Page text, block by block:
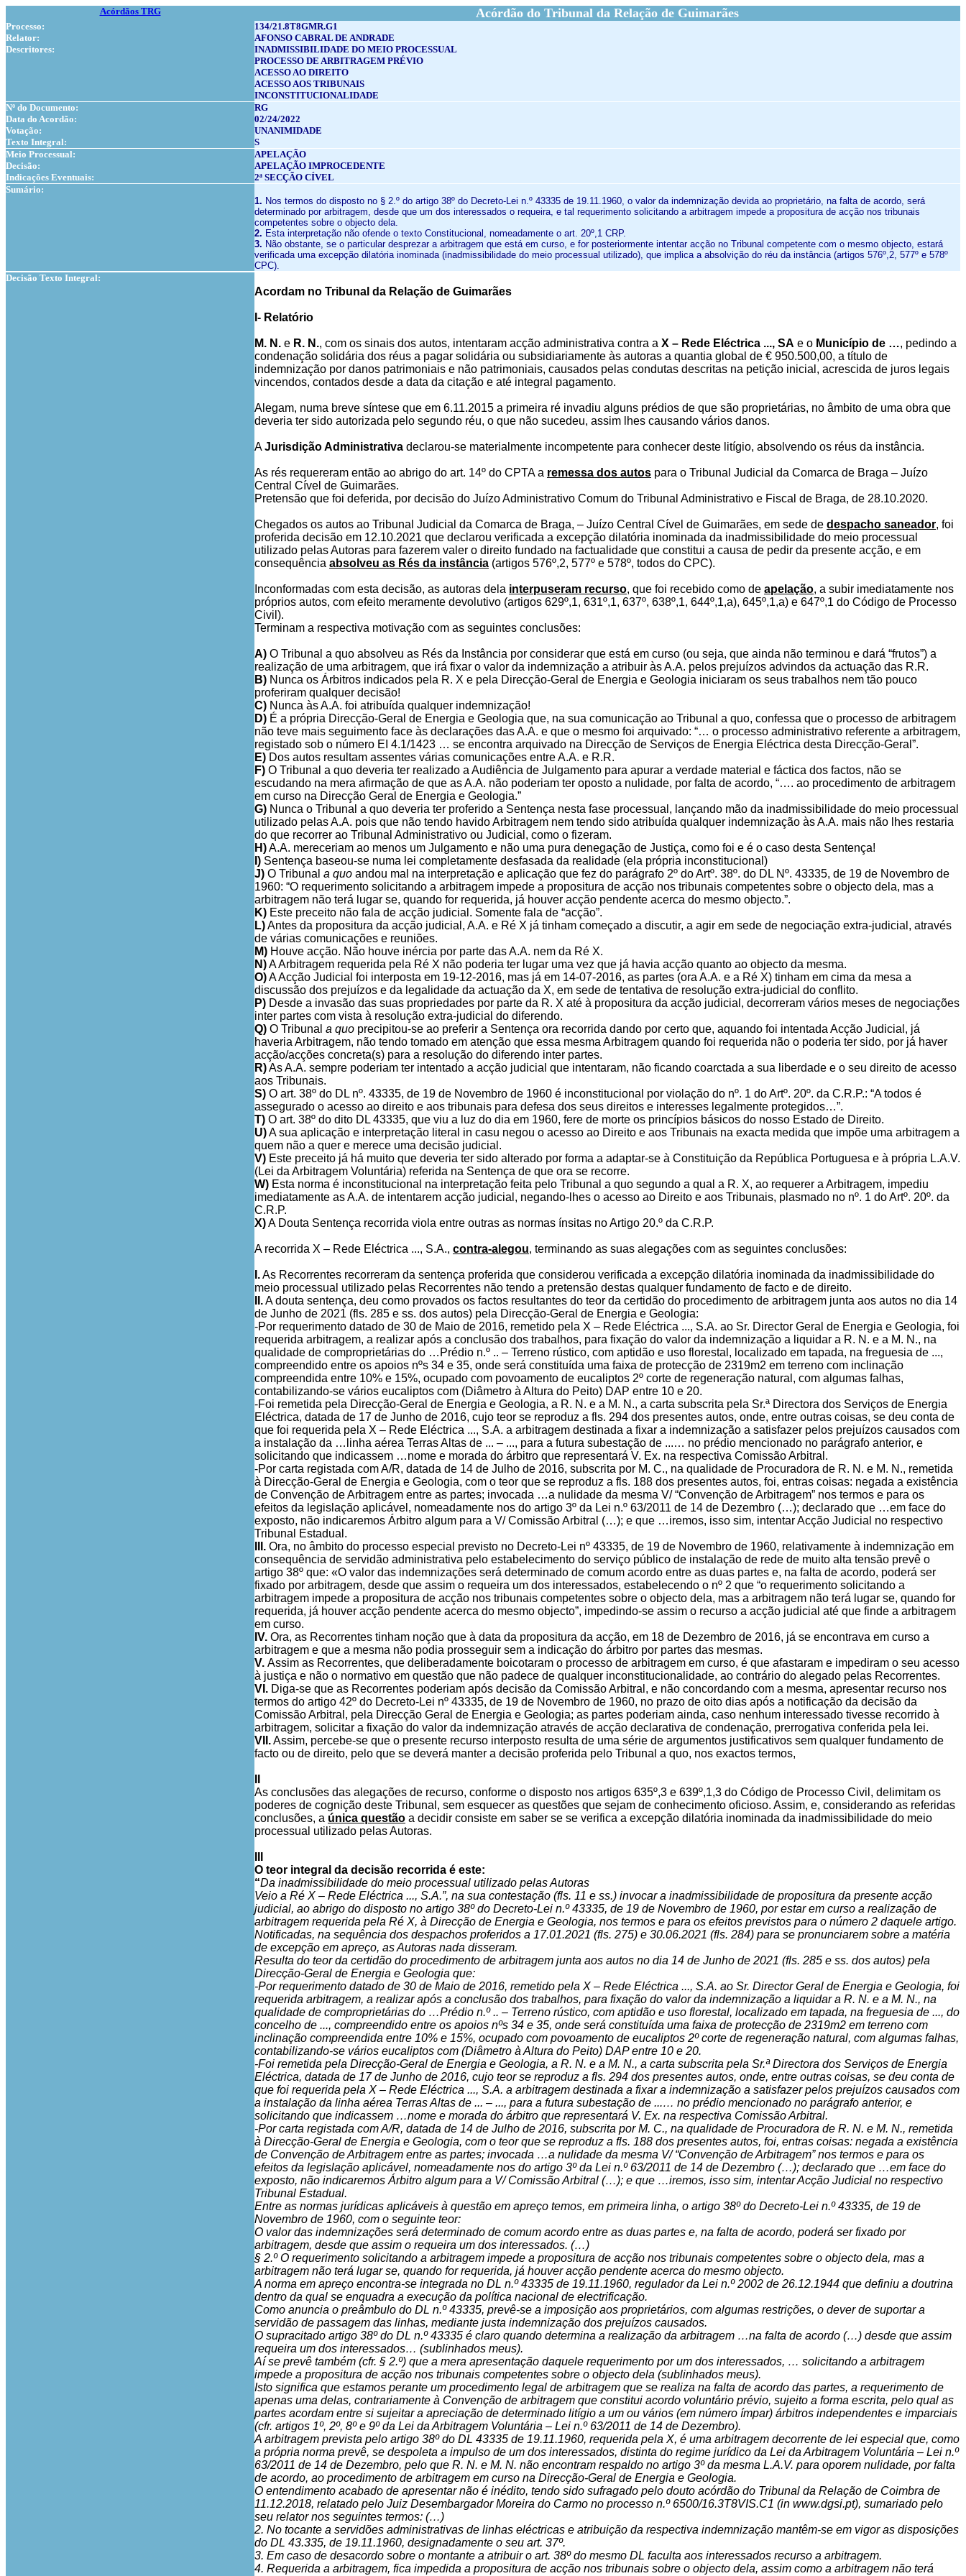
Acórdãos TRG Acórdão do Tribunal da Relação de Guimarães
Processo:
134/21.8T8GMR.G1
Relator:
AFONSO CABRAL DE ANDRADE
Descritores:
INADMISSIBILIDADE DO MEIO PROCESSUAL
PROCESSO DE ARBITRAGEM PRÉVIO
ACESSO AO DIREITO
ACESSO AOS TRIBUNAIS
INCONSTITUCIONALIDADE
Nº do Documento:
RG
Data do Acordão:
02/24/2022
Votação:
UNANIMIDADE
Texto Integral:
S
Meio Processual:
APELAÇÃO
Decisão:
APELAÇÃO IMPROCEDENTE
Indicações Eventuais:
2ª SECÇÃO CÍVEL
Sumário:
1. Nos termos do disposto no § 2.º do artigo 38º do Decreto-Lei n.º 43335 de 19.11.1960, o valor da indemnização devida ao proprietário, na falta de acordo, será
determinado por arbitragem, desde que um dos interessados o requeira, e tal requerimento solicitando a arbitragem impede a propositura de acção nos tribunais
competentes sobre o objecto dela.
2. Esta interpretação não ofende o texto Constitucional, nomeadamente o art. 20º,1 CRP.
3. Não obstante, se o particular desprezar a arbitragem que está em curso, e for posteriormente intentar acção no Tribunal competente com o mesmo objecto, estará
verificada uma excepção dilatória inominada (inadmissibilidade do meio processual utilizado), que implica a absolvição do réu da instância (artigos 576º,2, 577º e 578º
CPC).
Decisão Texto Integral:
Acordam no Tribunal da Relação de Guimarães
I- Relatório
M. N. e R. N., com os sinais dos autos, intentaram acção administrativa contra a X – Rede Eléctrica ..., SA e o Município de …, pedindo a
condenação solidária dos réus a pagar solidária ou subsidiariamente às autoras a quantia global de € 950.500,00, a título de
indemnização por danos patrimoniais e não patrimoniais, causados pelas condutas descritas na petição inicial, acrescida de juros legais
vincendos, contados desde a data da citação e até integral pagamento.
Alegam, numa breve síntese que em 6.11.2015 a primeira ré invadiu alguns prédios de que são proprietárias, no âmbito de uma obra que
deveria ter sido autorizada pelo segundo réu, o que não sucedeu, assim lhes causando vários danos.
AJurisdição Administrativa declarou-se materialmente incompetente para conhecer deste litígio, absolvendo os réus da instância.
As rés requereram então ao abrigo do art. 14º do CPTA a remessa dos autos para o Tribunal Judicial da Comarca de Braga – Juízo
Central Cível de Guimarães.
Pretensão que foi deferida, por decisão do Juízo Administrativo Comum do Tribunal Administrativo e Fiscal de Braga, de 28.10.2020.
Chegados os autos ao Tribunal Judicial da Comarca de Braga, – Juízo Central Cível de Guimarães, em sede de despacho saneador, foi
proferida decisão em 12.10.2021 que declarou verificada a excepção dilatória inominada da inadmissibilidade do meio processual
utilizado pelas Autoras para fazerem valer o direito fundado na factualidade que constitui a causa de pedir da presente acção, e em
consequência absolveu as Rés da instância (artigos 576º,2, 577º e 578º, todos do CPC).
Inconformadas com esta decisão, as autoras dela interpuseram recurso, que foi recebido como de apelação, a subir imediatamente nos
próprios autos, com efeito meramente devolutivo (artigos 629º,1, 631º,1, 637º, 638º,1, 644º,1,a), 645º,1,a) e 647º,1 do Código de Processo
Civil).
Terminam a respectiva motivação com as seguintes conclusões:
A) O Tribunal a quo absolveu as Rés da Instância por considerar que está em curso (ou seja, que ainda não terminou e dará “frutos”) a
realização de uma arbitragem, que irá fixar o valor da indemnização a atribuir às A.A. pelos prejuízos advindos da actuação das R.R.
B) Nunca os Árbitros indicados pela R. X e pela Direcção-Geral de Energia e Geologia iniciaram os seus trabalhos nem tão pouco
proferiram qualquer decisão!
C) Nunca às A.A. foi atribuída qualquer indemnização!
D) É a própria Direcção-Geral de Energia e Geologia que, na sua comunicação ao Tribunal a quo, confessa que o processo de arbitragem
não teve mais seguimento face às declarações das A.A. e que o mesmo foi arquivado: “… o processo administrativo referente a arbitragem,
registado sob o número EI 4.1/1423 … se encontra arquivado na Direcção de Serviços de Energia Eléctrica desta Direcção-Geral”.
E) Dos autos resultam assentes várias comunicações entre A.A. e R.R.
F) O Tribunal a quo deveria ter realizado a Audiência de Julgamento para apurar a verdade material e fáctica dos factos, não se
escudando na mera afirmação de que as A.A. não poderiam ter oposto a nulidade, por falta de acordo, “…. ao procedimento de arbitragem
em curso na Direcção Geral de Energia e Geologia.”
G) Nunca o Tribunal a quo deveria ter proferido a Sentença nesta fase processual, lançando mão da inadmissibilidade do meio processual
utilizado pelas A.A. pois que não tendo havido Arbitragem nem tendo sido atribuída qualquer indemnização às A.A. mais não lhes restaria
do que recorrer ao Tribunal Administrativo ou Judicial, como o fizeram.
H)A.A. mereceriam ao menos um Julgamento e não uma pura denegação de Justiça, como foi e é o caso desta Sentença!
I) Sentença baseou-se numa lei completamente desfasada da realidade (ela própria inconstitucional)
J) O Tribunal a quo andou mal na interpretação e aplicação que fez do parágrafo 2º do Artº. 38º. do DL Nº. 43335, de 19 de Novembro de
1960: “O requerimento solicitando a arbitragem impede a propositura de acção nos tribunais competentes sobre o objecto dela, mas a
arbitragem não terá lugar se, quando for requerida, já houver acção pendente acerca do mesmo objecto.”.
K) Este preceito não fala de acção judicial. Somente fala de “acção”.
L)Antes da propositura da acção judicial, A.A. e Ré X já tinham começado a discutir, a agir em sede de negociação extra-judicial, através
de várias comunicações e reuniões.
M) Houve acção. Não houve inércia por parte das A.A. nem da Ré X.
N)A Arbitragem requerida pela Ré X não poderia ter lugar uma vez que já havia acção quanto ao objecto da mesma.
O)A Acção Judicial foi interposta em 19-12-2016, mas já em 14-07-2016, as partes (ora A.A. e a Ré X) tinham em cima da mesa a
discussão dos prejuízos e da legalidade da actuação da X, em sede de tentativa de resolução extra-judicial do conflito.
P) Desde a invasão das suas propriedades por parte da R. X até à propositura da acção judicial, decorreram vários meses de negociações
inter partes com vista à resolução extra-judicial do diferendo.
Q) O Tribunal a quo precipitou-se ao preferir a Sentença ora recorrida dando por certo que, aquando foi intentada Acção Judicial, já
haveria Arbitragem, não tendo tomado em atenção que essa mesma Arbitragem quando foi requerida não o poderia ter sido, por já haver
acção/acções concreta(s) para a resolução do diferendo inter partes.
R)As A.A. sempre poderiam ter intentado a acção judicial que intentaram, não ficando coarctada a sua liberdade e o seu direito de acesso
aos Tribunais.
S) O art. 38º do DL nº. 43335, de 19 de Novembro de 1960 é inconstitucional por violação do nº. 1 do Artº. 20º. da C.R.P.: “A todos é
assegurado o acesso ao direito e aos tribunais para defesa dos seus direitos e interesses legalmente protegidos…”.
T) O art. 38º do dito DL 43335, que viu a luz do dia em 1960, fere de morte os princípios básicos do nosso Estado de Direito.
U)A sua aplicação e interpretação literal in casu negou o acesso ao Direito e aos Tribunais na exacta medida que impõe uma arbitragem a
quem não a quer e merece uma decisão judicial.
V) Este preceito já há muito que deveria ter sido alterado por forma a adaptar-se à Constituição da República Portuguesa e à própria L.A.V.
(Lei da Arbitragem Voluntária) referida na Sentença de que ora se recorre.
W) Esta norma é inconstitucional na interpretação feita pelo Tribunal a quo segundo a qual a R. X, ao requerer a Arbitragem, impediu
imediatamente as A.A. de intentarem acção judicial, negando-lhes o acesso ao Direito e aos Tribunais, plasmado no nº. 1 do Artº. 20º. da
C.R.P.
X)A Douta Sentença recorrida viola entre outras as normas ínsitas no Artigo 20.º da C.R.P.
A recorrida X – Rede Eléctrica ..., S.A., contra-alegou, terminando as suas alegações com as seguintes conclusões:
I.As Recorrentes recorreram da sentença proferida que considerou verificada a excepção dilatória inominada da inadmissibilidade do
meio processual utilizado pelas Recorrentes não tendo a pretensão destas qualquer fundamento de facto e de direito.
II.A douta sentença, deu como provados os factos resultantes do teor da certidão do procedimento de arbitragem junta aos autos no dia 14
de Junho de 2021 (fls. 285 e ss. dos autos) pela Direcção-Geral de Energia e Geologia:
-Por requerimento datado de 30 de Maio de 2016, remetido pela X – Rede Eléctrica ..., S.A. ao Sr. Director Geral de Energia e Geologia, foi
requerida arbitragem, a realizar após a conclusão dos trabalhos, para fixação do valor da indemnização a liquidar a R. N. e a M. N., na
qualidade de comproprietárias do …Prédio n.º .. – Terreno rústico, com aptidão e uso florestal, localizado em tapada, na freguesia de ...,
compreendido entre os apoios nºs 34 e 35, onde será constituída uma faixa de protecção de 2319m2 em terreno com inclinação
compreendida entre 10% e 15%, ocupado com povoamento de eucaliptos 2º corte de regeneração natural, com algumas falhas,
contabilizando-se vários eucaliptos com (Diâmetro à Altura do Peito) DAP entre 10 e 20.
-Foi remetida pela Direcção-Geral de Energia e Geologia, a R. N. e a M. N., a carta subscrita pela Sr.ª Directora dos Serviços de Energia
Eléctrica, datada de 17 de Junho de 2016, cujo teor se reproduz a fls. 294 dos presentes autos, onde, entre outras coisas, se deu conta de
que foi requerida pela X – Rede Eléctrica ..., S.A. a arbitragem destinada a fixar a indemnização a satisfazer pelos prejuízos causados com
a instalação da …linha aérea Terras Altas de ... – ..., para a futura subestação de ...… no prédio mencionado no parágrafo anterior, e
solicitando que indicassem …nome e morada do árbitro que representará V. Ex. na respectiva Comissão Arbitral.
-Por carta registada com A/R, datada de 14 de Julho de 2016, subscrita por M. C., na qualidade de Procuradora de R. N. e M. N., remetida
à Direcção-Geral de Energia e Geologia, com o teor que se reproduz a fls. 188 dos presentes autos, foi, entras coisas: negada a existência
de Convenção de Arbitragem entre as partes; invocada …a nulidade da mesma V/ “Convenção de Arbitragem” nos termos e para os
efeitos da legislação aplicável, nomeadamente nos do artigo 3º da Lei n.º 63/2011 de 14 de Dezembro (…); declarado que …em face do
exposto, não indicaremos Árbitro algum para a V/ Comissão Arbitral (…); e que …iremos, isso sim, intentar Acção Judicial no respectivo
Tribunal Estadual.
III. Ora, no âmbito do processo especial previsto no Decreto-Lei nº 43335, de 19 de Novembro de 1960, relativamente à indemnização em
consequência de servidão administrativa pelo estabelecimento do serviço público de instalação de rede de muito alta tensão prevê o
artigo 38º que: «O valor das indemnizações será determinado de comum acordo entre as duas partes e, na falta de acordo, poderá ser
fixado por arbitragem, desde que assim o requeira um dos interessados, estabelecendo o nº 2 que “o requerimento solicitando a
arbitragem impede a propositura de acção nos tribunais competentes sobre o objecto dela, mas a arbitragem não terá lugar se, quando for
requerida, já houver acção pendente acerca do mesmo objecto”, impedindo-se assim o recurso a acção judicial até que finde a arbitragem
em curso.
IV. Ora, as Recorrentes tinham noção que à data da propositura da acção, em 18 de Dezembro de 2016, já se encontrava em curso a
arbitragem e que a mesma não podia prosseguir sem a indicação do árbitro por partes das mesmas.
V. Assim as Recorrentes, que deliberadamente boicotaram o processo de arbitragem em curso, é que afastaram e impediram o seu acesso
à justiça e não o normativo em questão que não padece de qualquer inconstitucionalidade, ao contrário do alegado pelas Recorrentes.
VI. Diga-se que as Recorrentes poderiam após decisão da Comissão Arbitral, e não concordando com a mesma, apresentar recurso nos
termos do artigo 42º do Decreto-Lei nº 43335, de 19 de Novembro de 1960, no prazo de oito dias após a notificação da decisão da
Comissão Arbitral, pela Direcção Geral de Energia e Geologia; as partes poderiam ainda, caso nenhum interessado tivesse recorrido à
arbitragem, solicitar a fixação do valor da indemnização através de acção declarativa de condenação, prerrogativa conferida pela lei.
VII.Assim, percebe-se que o presente recurso interposto resulta de uma série de argumentos justificativos sem qualquer fundamento de
facto ou de direito, pelo que se deverá manter a decisão proferida pelo Tribunal a quo, nos exactos termos,
As conclusões das alegações de recurso, conforme o disposto nos artigos 635º,3 e 639º,1,3 do Código de Processo Civil, delimitam os
poderes de cognição deste Tribunal, sem esquecer as questões que sejam de conhecimento oficioso. Assim, e, considerando as referidas
conclusões, a única questão a decidir consiste em saber se se verifica a excepção dilatória inominada da inadmissibilidade do meio
processual utilizado pelas Autoras.
O teor integral da decisão recorrida é este:
“Da inadmissibilidade do meio processual utilizado pelas Autoras
Veio a Ré X – Rede Eléctrica ..., S.A.”, na sua contestação (fls. 11 e ss.) invocar a inadmissibilidade de propositura da presente acção
judicial, ao abrigo do disposto no artigo 38º do Decreto-Lei n.º 43335, de 19 de Novembro de 1960, por estar em curso a realização de
arbitragem requerida pela Ré X, à Direcção de Energia e Geologia, nos termos e para os efeitos previstos para o número 2 daquele artigo.
Notificadas, na sequência dos despachos proferidos a 17.01.2021 (fls. 275) e 30.06.2021 (fls. 284) para se pronunciarem sobre a matéria
de excepção em apreço, as Autoras nada disseram.
Resulta do teor da certidão do procedimento de arbitragem junta aos autos no dia 14 de Junho de 2021 (fls. 285 e ss. dos autos) pela
Direcção-Geral de Energia e Geologia que:
-Por requerimento datado de 30 de Maio de 2016, remetido pela X – Rede Eléctrica ..., S.A. ao Sr. Director Geral de Energia e Geologia, foi
requerida arbitragem, a realizar após a conclusão dos trabalhos, para fixação do valor da indemnização a liquidar a R. N. e a M. N., na
qualidade de comproprietárias do …Prédio n.º .. – Terreno rústico, com aptidão e uso florestal, localizado em tapada, na freguesia de ..., do
concelho de ..., compreendido entre os apoios nºs 34 e 35, onde será constituída uma faixa de protecção de 2319m2 em terreno com
inclinação compreendida entre 10% e 15%, ocupado com povoamento de eucaliptos 2º corte de regeneração natural, com algumas falhas,
contabilizando-se vários eucaliptos com (Diâmetro à Altura do Peito) DAP entre 10 e 20.
-Foi remetida pela Direcção-Geral de Energia e Geologia, a R. N. e a M. N., a carta subscrita pela Sr.ª Directora dos Serviços de Energia
Eléctrica, datada de 17 de Junho de 2016, cujo teor se reproduz a fls. 294 dos presentes autos, onde, entre outras coisas, se deu conta de
que foi requerida pela X – Rede Eléctrica ..., S.A. a arbitragem destinada a fixar a indemnização a satisfazer pelos prejuízos causados com
a instalação da linha aérea Terras Altas de ... – ..., para a futura subestação de ...… no prédio mencionado no parágrafo anterior, e
solicitando que indicassem …nome e morada do árbitro que representará V. Ex. na respectiva Comissão Arbitral.
-Por carta registada com A/R, datada de 14 de Julho de 2016, subscrita por M. C., na qualidade de Procuradora de R. N. e M. N., remetida
à Direcção-Geral de Energia e Geologia, com o teor que se reproduz a fls. 188 dos presentes autos, foi, entras coisas: negada a existência
de Convenção de Arbitragem entre as partes; invocada …a nulidade da mesma V/ “Convenção de Arbitragem” nos termos e para os
efeitos da legislação aplicável, nomeadamente nos do artigo 3º da Lei n.º 63/2011 de 14 de Dezembro (…); declarado que …em face do
exposto, não indicaremos Árbitro algum para a V/ Comissão Arbitral (…); e que …iremos, isso sim, intentar Acção Judicial no respectivo
Tribunal Estadual.
Entre as normas jurídicas aplicáveis à questão em apreço temos, em primeira linha, o artigo 38º do Decreto-Lei n.º 43335, de 19 de
Novembro de 1960, com o seguinte teor:
O valor das indemnizações será determinado de comum acordo entre as duas partes e, na falta de acordo, poderá ser fixado por
arbitragem, desde que assim o requeira um dos interessados. (…)
§ 2.º O requerimento solicitando a arbitragem impede a propositura de acção nos tribunais competentes sobre o objecto dela, mas a
arbitragem não terá lugar se, quando for requerida, já houver acção pendente acerca do mesmo objecto.
A norma em apreço encontra-se integrada no DL n.º 43335 de 19.11.1960, regulador da Lei n.º 2002 de 26.12.1944 que definiu a doutrina
dentro da qual se enquadra a execução da política nacional de electrificação.
Como anuncia o preâmbulo do DL n.º 43335, prevê-se a imposição aos proprietários, com algumas restrições, o dever de suportar a
servidão de passagem das linhas, mediante justa indemnização dos prejuízos causados.
O supracitado artigo 38º do DL n.º 43335 é claro quando determina a realização da arbitragem …na falta de acordo (…) desde que assim
requeira um dos interessados… (sublinhados meus).
Aí se prevê também (cfr. § 2.º) que a mera apresentação daquele requerimento por um dos interessados, … solicitando a arbitragem
impede a propositura de acção nos tribunais competentes sobre o objecto dela (sublinhados meus).
Isto significa que estamos perante um procedimento legal de arbitragem que se realiza na falta de acordo das partes, a requerimento de
apenas uma delas, contrariamente à Convenção de arbitragem que constitui acordo voluntário prévio, sujeito a forma escrita, pelo qual as
partes acordam entre si sujeitar a apreciação de determinado litígio a um ou vários (em número ímpar) árbitros independentes e imparciais
(cfr. artigos 1º, 2º, 8º e 9º da Lei da Arbitragem Voluntária – Lei n.º 63/2011 de 14 de Dezembro).
A arbitragem prevista pelo artigo 38º do DL 43335 de 19.11.1960, requerida pela X, é uma arbitragem decorrente de lei especial que, como
a própria norma prevê, se despoleta a impulso de um dos interessados, distinta do regime jurídico da Lei da Arbitragem Voluntária – Lei n.º
63/2011 de 14 de Dezembro, pelo que R. N. e M. N. não encontram respaldo no artigo 3º da mesma L.A.V. para oporem nulidade, por falta
de acordo, ao procedimento de arbitragem em curso na Direcção-Geral de Energia e Geologia.
O entendimento acabado de apresentar não é inédito, tendo sido sufragado pelo douto acórdão do Tribunal da Relação de Coimbra de
11.12.2018, relatado pelo Juiz Desembargador Moreira do Carmo no processo n.º 6500/16.3T8VIS.C1 (in www.dgsi.pt), sumariado pelo
seu relator nos seguintes termos: (…)
2. No tocante a servidões administrativas de linhas eléctricas e atribuição da respectiva indemnização mantêm-se em vigor as disposições
do DL 43.335, de 19.11.1960, designadamente o seu art. 37º.
3. Em caso de desacordo sobre o montante a atribuir o art. 38º do mesmo DL faculta aos interessados recurso a arbitragem.
4. Requerida a arbitragem, fica impedida a propositura de acção nos tribunais sobre o objecto dela, assim como a arbitragem não terá